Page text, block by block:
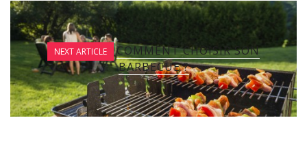
NEXT ARTICLE
COMMENT CHOISIR SON
BARBECUE ?